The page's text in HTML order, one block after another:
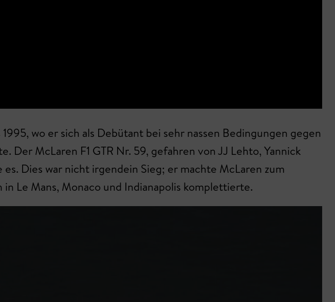
wo er sich als Debütant bei sehr nassen Bedingungen gegen
McLaren F1 GTR Nr. 59, gefahren von JJ Lehto, Yannick
Dies war nicht irgendein Sieg; er machte McLaren zum
Le Mans, Monaco und Indianapolis komplettierte.